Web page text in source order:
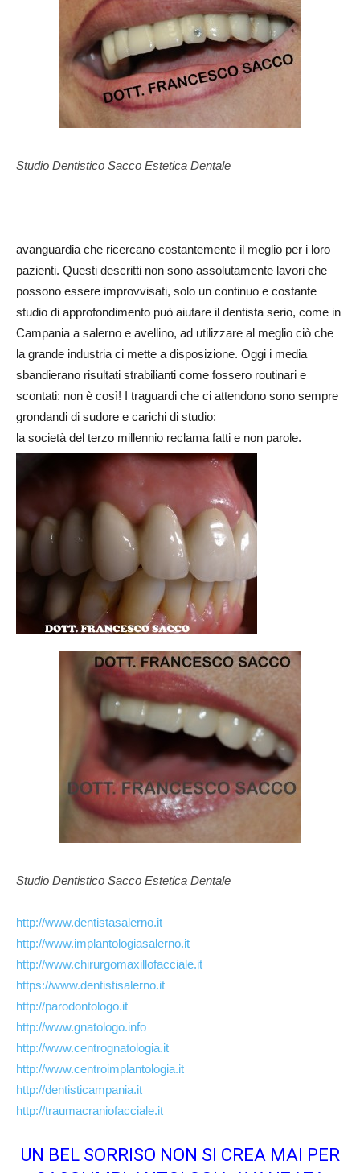
Studio Dentistico Sacco Estetica Dentale
avanguardia che ricercano costantemente il meglio per i loro
pazienti. Questi descritti non sono assolutamente lavori che
possono essere improvvisati, solo un continuo e costante
studio di approfondimento può aiutare il dentista serio, come in
Campania a salerno e avellino, ad utilizzare al meglio ciò che
la grande industria ci mette a disposizione. Oggi i media
sbandierano risultati strabilianti come fossero routinari e
scontati: non è così! I traguardi che ci attendono sono sempre
grondandi di sudore e carichi di studio:
la società del terzo millennio reclama fatti e non parole.
Studio Dentistico Sacco Estetica Dentale
http://www.dentistasalerno.it
http://www.implantologiasalerno.it
http://www.chirurgomaxillofacciale.it
https://www.dentistisalerno.it
http://parodontologo.it
http://www.gnatologo.info
http://www.centrognatologia.it
http://www.centroimplantologia.it
http://dentisticampania.it
http://traumacraniofacciale.it
UN BEL SORRISO NON SI CREA MAI PER